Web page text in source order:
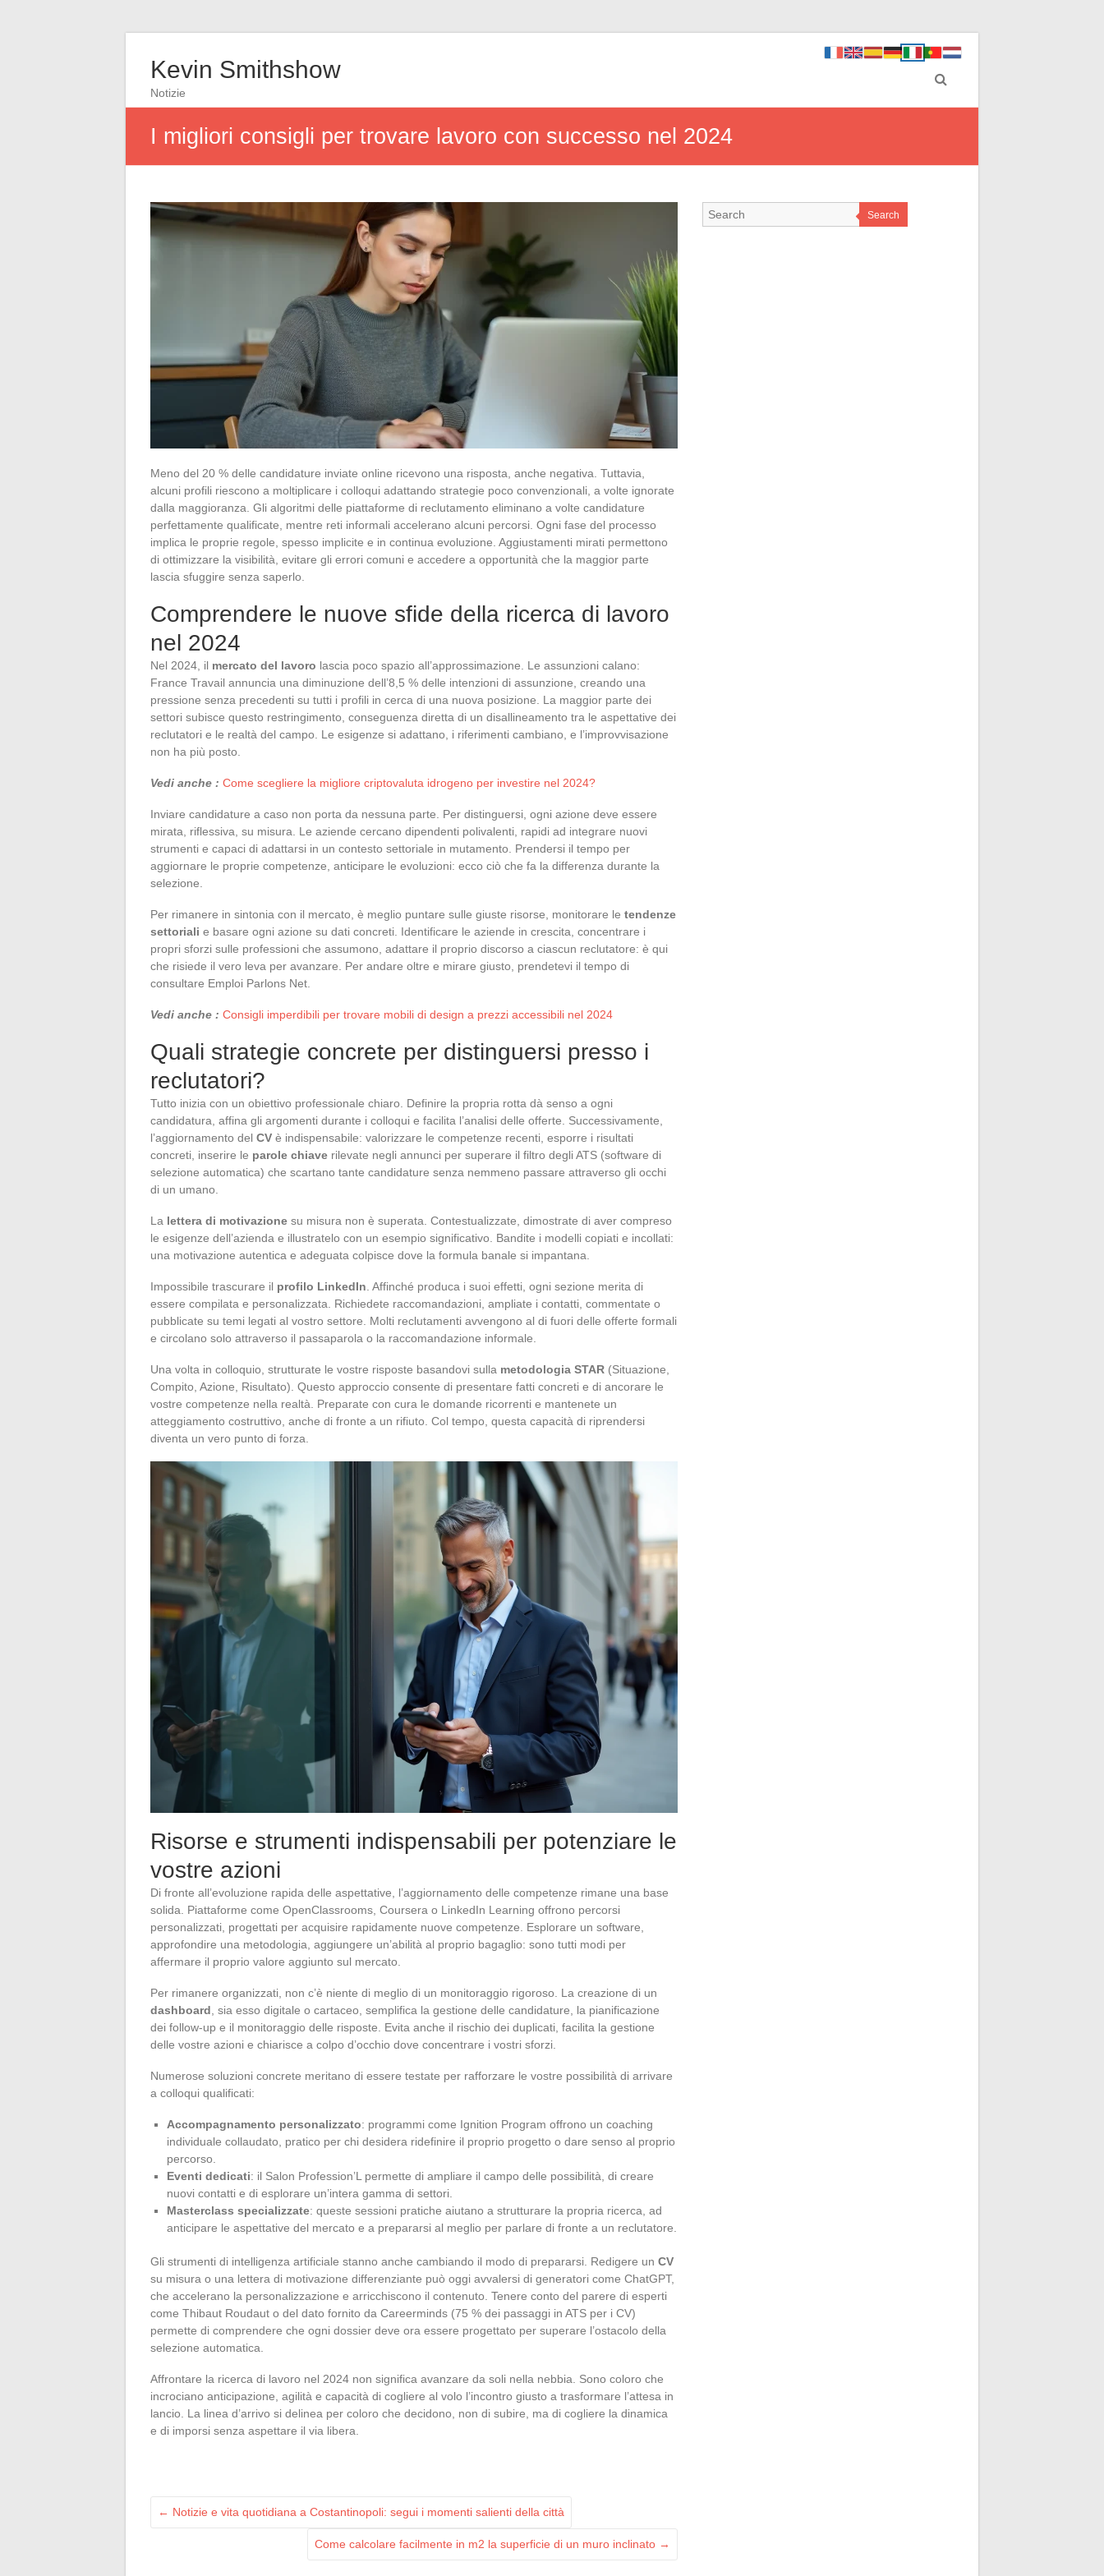
Kevin Smithshow
Notizie
I migliori consigli per trovare lavoro con successo nel 2024
Meno del 20 % delle candidature inviate online ricevono una risposta, anche negativa. Tuttavia,
alcuni profili riescono a moltiplicare i colloqui adattando strategie poco convenzionali, a volte ignorate
dalla maggioranza. Gli algoritmi delle piattaforme di reclutamento eliminano a volte candidature
perfettamente qualificate, mentre reti informali accelerano alcuni percorsi. Ogni fase del processo
implica le proprie regole, spesso implicite e in continua evoluzione. Aggiustamenti mirati permettono
di ottimizzare la visibilità, evitare gli errori comuni e accedere a opportunità che la maggior parte
lascia sfuggire senza saperlo.
Comprendere le nuove sfide della ricerca di lavoro
nel 2024
Nel 2024, il mercato del lavoro lascia poco spazio all’approssimazione. Le assunzioni calano:
France Travail annuncia una diminuzione dell’8,5 % delle intenzioni di assunzione, creando una
pressione senza precedenti su tutti i profili in cerca di una nuova posizione. La maggior parte dei
settori subisce questo restringimento, conseguenza diretta di un disallineamento tra le aspettative dei
reclutatori e le realtà del campo. Le esigenze si adattano, i riferimenti cambiano, e l’improvvisazione
non ha più posto.
Vedi anche : Come scegliere la migliore criptovaluta idrogeno per investire nel 2024?
Inviare candidature a caso non porta da nessuna parte. Per distinguersi, ogni azione deve essere
mirata, riflessiva, su misura. Le aziende cercano dipendenti polivalenti, rapidi ad integrare nuovi
strumenti e capaci di adattarsi in un contesto settoriale in mutamento. Prendersi il tempo per
aggiornare le proprie competenze, anticipare le evoluzioni: ecco ciò che fa la differenza durante la
selezione.
Per rimanere in sintonia con il mercato, è meglio puntare sulle giuste risorse, monitorare le tendenze
settoriali e basare ogni azione su dati concreti. Identificare le aziende in crescita, concentrare i
propri sforzi sulle professioni che assumono, adattare il proprio discorso a ciascun reclutatore: è qui
che risiede il vero leva per avanzare. Per andare oltre e mirare giusto, prendetevi il tempo di
consultare Emploi Parlons Net.
Vedi anche : Consigli imperdibili per trovare mobili di design a prezzi accessibili nel 2024
Quali strategie concrete per distinguersi presso i
reclutatori?
Tutto inizia con un obiettivo professionale chiaro. Definire la propria rotta dà senso a ogni
candidatura, affina gli argomenti durante i colloqui e facilita l’analisi delle offerte. Successivamente,
l’aggiornamento del CV è indispensabile: valorizzare le competenze recenti, esporre i risultati
concreti, inserire le parole chiave rilevate negli annunci per superare il filtro degli ATS (software di
selezione automatica) che scartano tante candidature senza nemmeno passare attraverso gli occhi
di un umano.
La lettera di motivazione su misura non è superata. Contestualizzate, dimostrate di aver compreso
le esigenze dell’azienda e illustratelo con un esempio significativo. Bandite i modelli copiati e incollati:
una motivazione autentica e adeguata colpisce dove la formula banale si impantana.
Impossibile trascurare il profilo LinkedIn . Affinché produca i suoi effetti, ogni sezione merita di
essere compilata e personalizzata. Richiedete raccomandazioni, ampliate i contatti, commentate o
pubblicate su temi legati al vostro settore. Molti reclutamenti avvengono al di fuori delle offerte formali
e circolano solo attraverso il passaparola o la raccomandazione informale.
Una volta in colloquio, strutturate le vostre risposte basandovi sulla metodologia STAR (Situazione,
Compito, Azione, Risultato). Questo approccio consente di presentare fatti concreti e di ancorare le
vostre competenze nella realtà. Preparate con cura le domande ricorrenti e mantenete un
atteggiamento costruttivo, anche di fronte a un rifiuto. Col tempo, questa capacità di riprendersi
diventa un vero punto di forza.
Risorse e strumenti indispensabili per potenziare le
vostre azioni
Di fronte all’evoluzione rapida delle aspettative, l’aggiornamento delle competenze rimane una base
solida. Piattaforme come OpenClassrooms, Coursera o LinkedIn Learning offrono percorsi
personalizzati, progettati per acquisire rapidamente nuove competenze. Esplorare un software,
approfondire una metodologia, aggiungere un’abilità al proprio bagaglio: sono tutti modi per
affermare il proprio valore aggiunto sul mercato.
Per rimanere organizzati, non c’è niente di meglio di un monitoraggio rigoroso. La creazione di un
dashboard , sia esso digitale o cartaceo, semplifica la gestione delle candidature, la pianificazione
dei follow-up e il monitoraggio delle risposte. Evita anche il rischio dei duplicati, facilita la gestione
delle vostre azioni e chiarisce a colpo d’occhio dove concentrare i vostri sforzi.
Numerose soluzioni concrete meritano di essere testate per rafforzare le vostre possibilità di arrivare
a colloqui qualificati:
Accompagnamento personalizzato: programmi come Ignition Program offrono un coaching
individuale collaudato, pratico per chi desidera ridefinire il proprio progetto o dare senso al proprio
percorso.
Eventi dedicati: il Salon Profession’L permette di ampliare il campo delle possibilità, di creare
nuovi contatti e di esplorare un’intera gamma di settori.
Masterclass specializzate: queste sessioni pratiche aiutano a strutturare la propria ricerca, ad
anticipare le aspettative del mercato e a prepararsi al meglio per parlare di fronte a un reclutatore.
Gli strumenti di intelligenza artificiale stanno anche cambiando il modo di prepararsi. Redigere un CV
su misura o una lettera di motivazione differenziante può oggi avvalersi di generatori come ChatGPT,
che accelerano la personalizzazione e arricchiscono il contenuto. Tenere conto del parere di esperti
come Thibaut Roudaut o del dato fornito da Careerminds (75 % dei passaggi in ATS per i CV)
permette di comprendere che ogni dossier deve ora essere progettato per superare l’ostacolo della
selezione automatica.
Affrontare la ricerca di lavoro nel 2024 non significa avanzare da soli nella nebbia. Sono coloro che
incrociano anticipazione, agilità e capacità di cogliere al volo l’incontro giusto a trasformare l’attesa in
lancio. La linea d’arrivo si delinea per coloro che decidono, non di subire, ma di cogliere la dinamica
e di imporsi senza aspettare il via libera.
← Notizie e vita quotidiana a Costantinopoli: segui i momenti salienti della città
Come calcolare facilmente in m2 la superficie di un muro inclinato →
Search